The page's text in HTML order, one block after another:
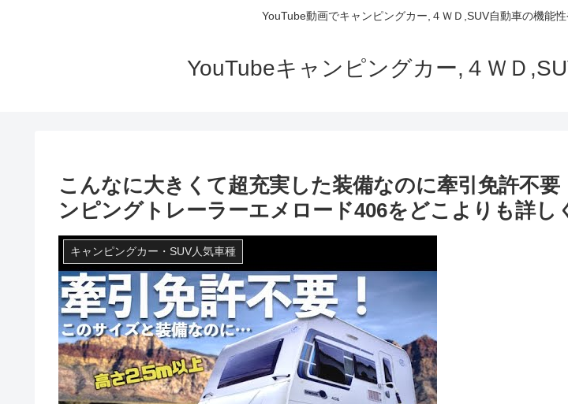
YouTube動画でキャンピングカー,４ＷＤ,SUV自動車の機能
YouTubeキャンピングカー,４ＷＤ
こんなに大きくて超充実した装備なのに牽引免許不要
ンピングトレーラーエメロード406をどこよりも詳し
キャンピングカー・SUV人気車種